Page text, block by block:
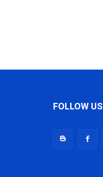
FOLLOW US